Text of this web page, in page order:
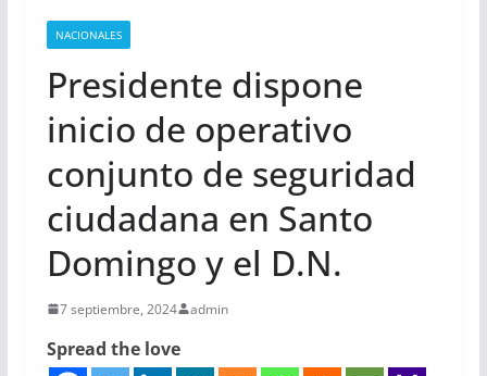
NACIONALES
Presidente dispone
inicio de operativo
conjunto de seguridad
ciudadana en Santo
Domingo y el D.N.
7 septiembre, 2024 admin
Spread the love